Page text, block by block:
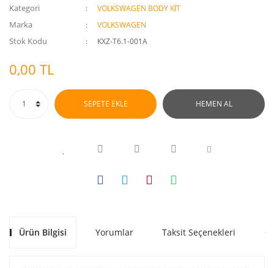
Kategori VOLKSWAGEN BODY KİT
Marka VOLKSWAGEN
Stok Kodu KXZ-T6.1-001A
0,00 TL
SEPETE EKLE HEMEN AL
Ürün Bilgisi Yorumlar Taksit Seçenekleri